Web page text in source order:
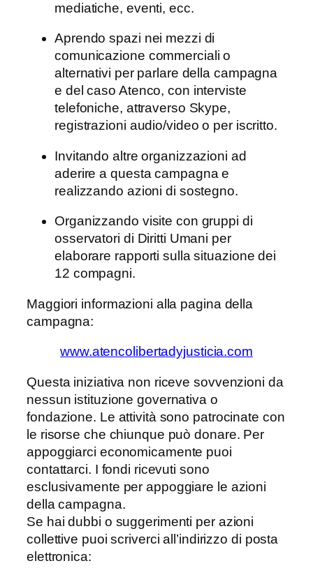
mediatiche, eventi, ecc.
Aprendo spazi nei mezzi di
comunicazione commerciali o
alternativi per parlare della campagna
e del caso Atenco, con interviste
telefoniche, attraverso Skype,
registrazioni audio/video o per iscritto.
Invitando altre organizzazioni ad
aderire a questa campagna e
realizzando azioni di sostegno.
Organizzando visite con gruppi di
osservatori di Diritti Umani per
elaborare rapporti sulla situazione dei
12 compagni.
Maggiori informazioni alla pagina della
campagna:
www.atencolibertadyjusticia.com
Questa iniziativa non riceve sovvenzioni da
nessun istituzione governativa o
fondazione. Le attività sono patrocinate con
le risorse che chiunque può donare. Per
appoggiarci economicamente puoi
contattarci. I fondi ricevuti sono
esclusivamente per appoggiare le azioni
della campagna.
Se hai dubbi o suggerimenti per azioni
collettive puoi scriverci all’indirizzo di posta
elettronica: